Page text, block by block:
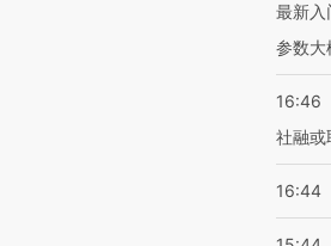
最新
参数
16:46
社融或
16:44